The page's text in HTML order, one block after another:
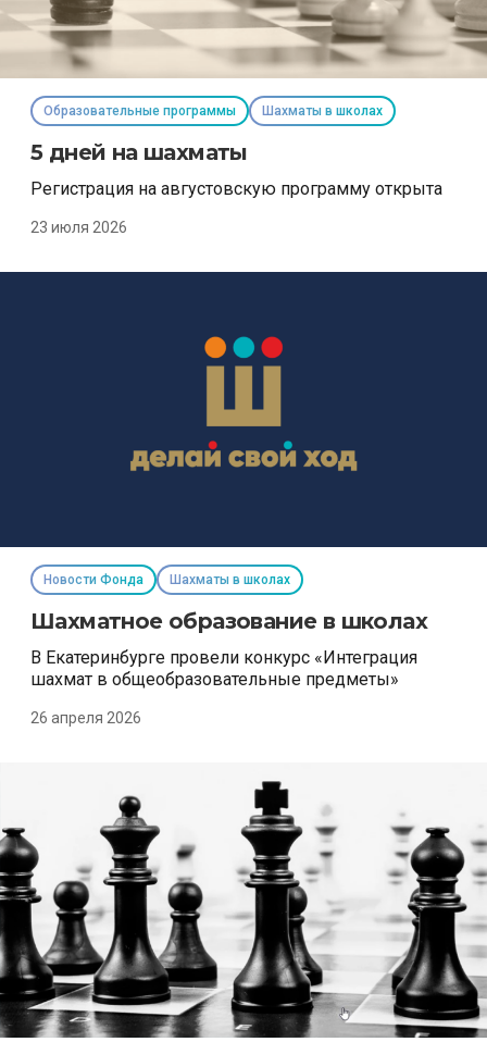
Образовательные программы Шахматы в школах
5 дней на шахматы
Регистрация на августовскую программу открыта
23 июля 2026
Новости Фонда Шахматы в школах
Шахматное образование в школах
В Екатеринбурге провели конкурс «Интеграция
шахмат в общеобразовательные предметы»
26 апреля 2026